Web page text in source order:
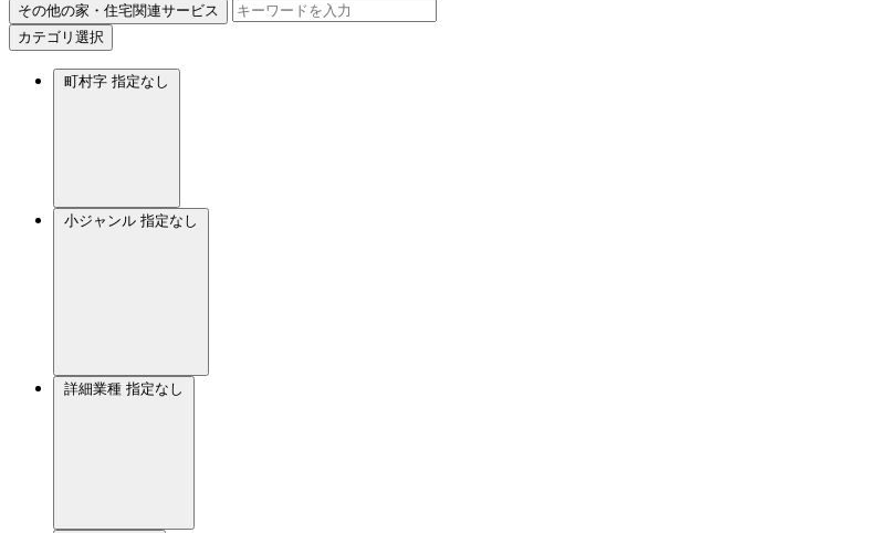
その他の家・住宅関連サービス
カテゴリ選択
町村字 指定なし
小ジャンル 指定なし
詳細業種 指定なし